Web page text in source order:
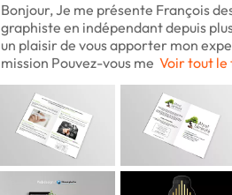
Bonjour, Je me présente François
graphiste en indépendant depuis
un plaisir de vous apporter mon
mission Pouvez-vous me Voir tout le